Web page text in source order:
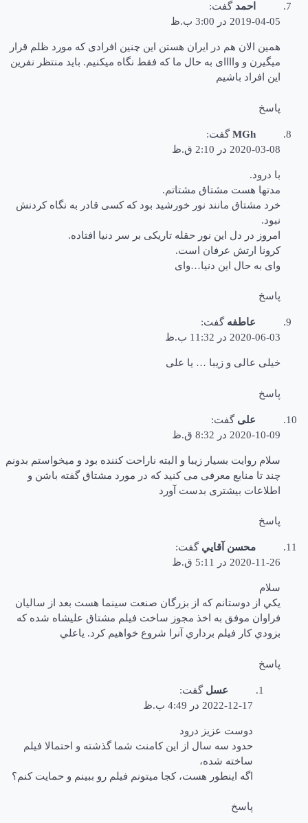
احمد گفت:
2019-04-05 در 3:00 ب.ظ
همین الان هم در ایران هستن این چنین افرادی که مورد ظلم قرار
میگیرن و واااای به حال ما که فقط نگاه میکنیم. باید منتظر نفرین
این افراد باشیم
پاسخ
MGh گفت:
2020-03-08 در 2:10 ق.ظ
با درود.
مدتها هست مشتاق مشتاتم.
خرد مشتاق مانند نور خورشید بود که کسی قادر به نگاه کردنش
نبود.
امروز در دل این نور حقله تاریکی بر سر دنیا افتاده.
کرونا ارتش عرفان است.
وای به حال این دنیا…وای
پاسخ
عاطفه گفت:
2020-06-03 در 11:32 ب.ظ
خیلی عالی و زیبا … یا علی
پاسخ
علی گفت:
2020-10-09 در 8:32 ق.ظ
سلام روایت بسیار زیبا و البته ناراحت کننده بود و میخواستم بدونم
چند تا منابع معرفی می کنید که در مورد مشتاق گفته باشن و
اطلاعات بیشتری بدست آورد
پاسخ
محسن آقايي گفت:
2020-11-26 در 5:11 ق.ظ
سلام
يكي از دوستانم كه از بزرگان صنعت سينما هست بعد از ساليان
فراوان موفق به اخذ مجوز ساخت فيلم مشتاق عليشاه شده كه
بزودي كار فيلم برداري آنرا شروع خواهيم كرد. ياعلي
پاسخ
عسل گفت:
2022-12-17 در 4:49 ب.ظ
دوست عزیز درود
حدود سه سال از این کامنت شما گذشته و احتمالا فیلم
ساخته شده،
اگه اینطور هست، کجا میتونم فیلم رو ببینم و حمایت کنم؟
پاسخ